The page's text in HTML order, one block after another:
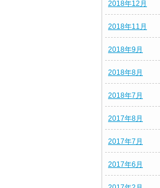
2018年12月
2018年11月
2018年9月
2018年8月
2018年7月
2017年8月
2017年7月
2017年6月